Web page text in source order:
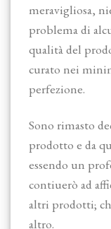
meravigliosa,
problema di
qualità del
curato nei
perfezione.
Sono rimasto
prodotto e da
essendo un
contiuerò ad
altri prodotti;
altro.